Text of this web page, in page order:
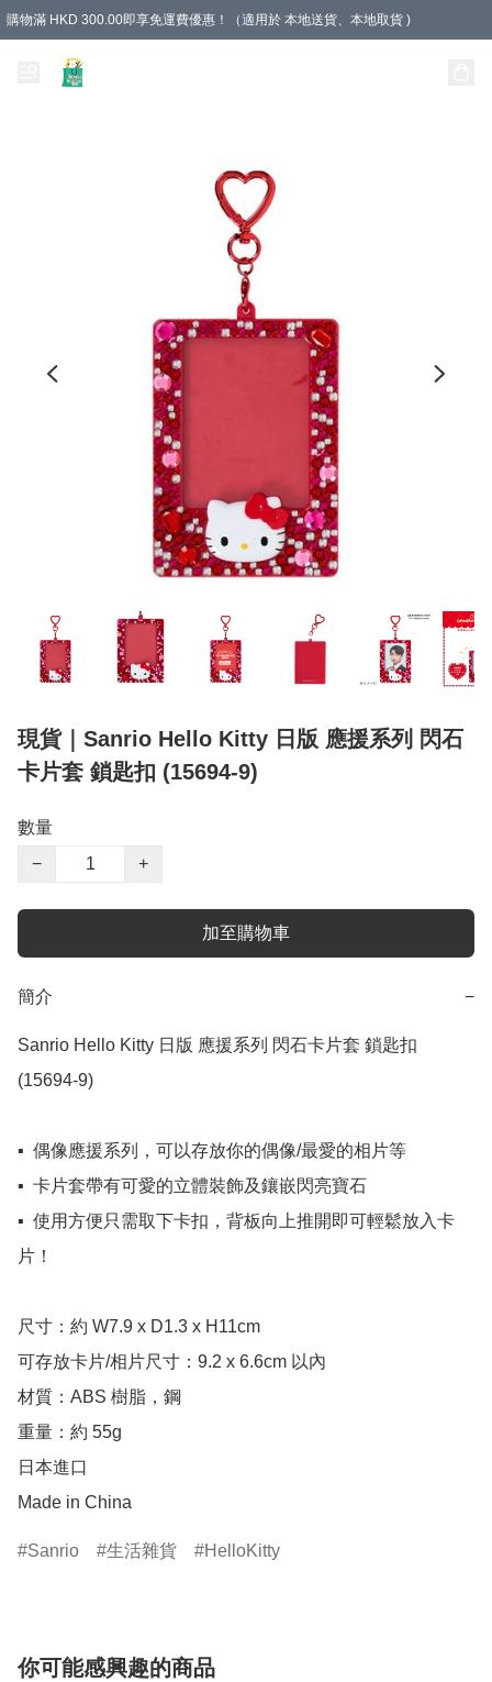
購物滿 HKD 300.00即享免運費優惠！（適用於 本地送貨、本地取貨 )
現貨｜Sanrio Hello Kitty 日版 應援系列 閃石
卡片套 鎖匙扣 (15694-9)
數量
−
+
加至購物車
簡介 −
Sanrio Hello Kitty 日版 應援系列 閃石卡片套 鎖匙扣
(15694-9)
▪️  偶像應援系列，可以存放你的偶像/最愛的相片等
▪️  卡片套帶有可愛的立體裝飾及鑲嵌閃亮寶石
▪️  使用方便只需取下卡扣，背板向上推開即可輕鬆放入卡
片！
尺寸：約 W7.9 x D1.3 x H11cm
可存放卡片/相片尺寸：9.2 x 6.6cm 以內
材質：ABS 樹脂，鋼
重量：約 55g
日本進口
Made in China
Sanrio 生活雜貨 HelloKitty
你可能感興趣的商品